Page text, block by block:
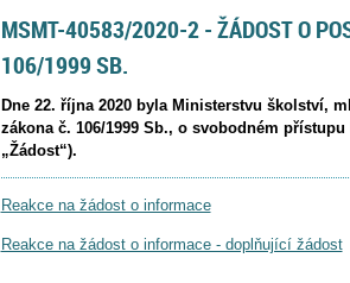
MSMT-40583/2020-2 - ŽÁDOST O
106/1999 SB.
Dne 22. října 2020 byla Ministerstvu školství,
zákona č. 106/1999 Sb., o svobodném
„Žádost“).
Reakce na žádost o informace
Reakce na žádost o informace - doplňující žádost